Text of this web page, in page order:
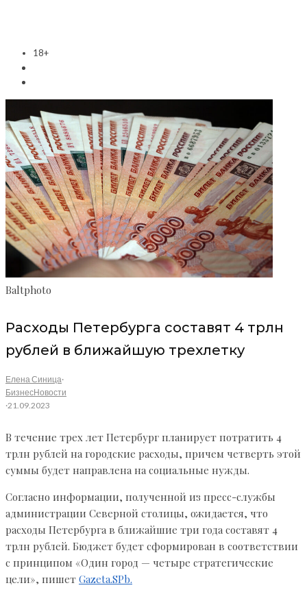
18+
Baltphoto
Расходы Петербурга составят 4 трлн
рублей в ближайшую трехлетку
Елена Синица·
БизнесНовости
·21.09.2023
В течение трех лет Петербург планирует потратить 4
трлн рублей на городские расходы, причем четверть этой
суммы будет направлена на социальные нужды.
Согласно информации, полученной из пресс-службы
администрации Северной столицы, ожидается, что
расходы Петербурга в ближайшие три года составят 4
трлн рублей. Бюджет будет сформирован в соответствии
с принципом «Один город — четыре стратегические
цели», пишет Gazeta.SPb.